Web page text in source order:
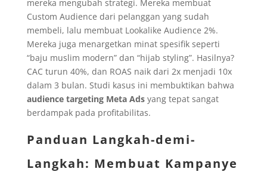
mereka mengubah strategi. Mereka membuat
Custom Audience dari pelanggan yang sudah
membeli, lalu membuat Lookalike Audience 2%.
Mereka juga menargetkan minat spesifik seperti
“baju muslim modern” dan “hijab styling”. Hasilnya?
CAC turun 40%, dan ROAS naik dari 2x menjadi 10x
dalam 3 bulan. Studi kasus ini membuktikan bahwa
audience targeting Meta Adsyang tepat sangat
berdampak pada profitabilitas.
Panduan Langkah-demi-
Langkah: Membuat Kampanye